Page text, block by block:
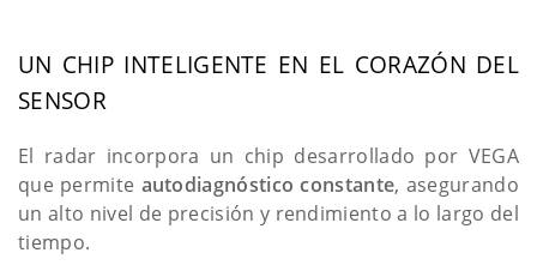
UN CHIP INTELIGENTE EN EL CORAZÓN DEL
SENSOR
El radar incorpora un chip desarrollado por VEGA
que permite autodiagnóstico constante, asegurando
un alto nivel de precisión y rendimiento a lo largo del
tiempo.